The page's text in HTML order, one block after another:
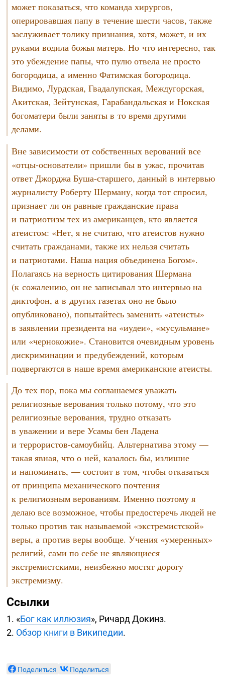
может показаться, что команда хирургов,
оперировавшая папу в течение шести часов, также
заслуживает толику признания, хотя, может, и их
руками водила божья матерь. Но что интересно, так
это убеждение папы, что пулю отвела не просто
богородица, а именно Фатимская богородица.
Видимо, Лурдская, Гвадалупская, Междугорская,
Акитская, Зейтунская, Гарабандальская и Нокская
богоматери были заняты в то время другими
делами.
Вне зависимости от собственных верований все
«отцы-основатели» пришли бы в ужас, прочитав
ответ ДжорджаБуша-старшего, данный в интервью
журналисту Роберту Шерману, когда тот спросил,
признает ли он равные гражданские права
и патриотизм тех из американцев, кто является
атеистом: «Нет, я не считаю, что атеистов нужно
считать гражданами, также их нельзя считать
и патриотами. Наша нация объединена Богом».
Полагаясь на верность цитирования Шермана
(к сожалению, он не записывал это интервью на
диктофон, а в других газетах оно не было
опубликовано), попытайтесь заменить «атеисты»
в заявлении президента на «иудеи», «мусульмане»
или «чернокожие». Становится очевидным уровень
дискриминации и предубеждений, которым
подвергаются в наше время американские атеисты.
До тех пор, пока мы соглашаемся уважать
религиозные верования только потому, что это
религиозные верования, трудно отказать
в уважении и вере Усамы бен Ладена
итеррористов-самоубийц. Альтернатива этому —
такая явная, что о ней, казалось бы, излишне
и напоминать, — состоит в том, чтобы отказаться
от принципа механического почтения
к религиозным верованиям. Именно поэтому я
делаю все возможное, чтобы предостеречь людей не
только против так называемой «экстремистской»
веры, а против веры вообще. Учения «умеренных»
религий, сами по себе не являющиеся
экстремистскими, неизбежно мостят дорогу
экстремизму.
Ссылки
1. «Бог как иллюзия», Ричард Докинз.
2. Обзор книги в Википедии.
Поделиться Поделиться